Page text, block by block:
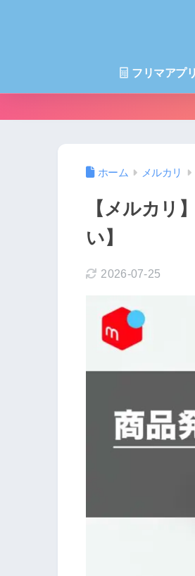
フリマアプ
ホーム メルカリ
【メルカリ
い】
2026-07-25